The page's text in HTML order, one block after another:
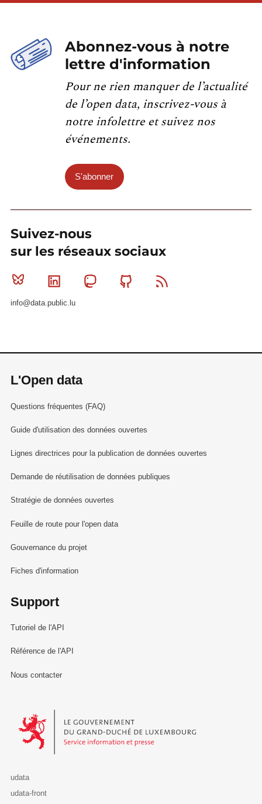
Abonnez-vous à notre
lettre d'information
Pour ne rien manquer de l’actualité
de l’open data, inscrivez-vous à
notre infolettre et suivez nos
événements.
S'abonner
Suivez-nous
sur les réseaux sociaux
Bluesky Linkedin MastodonGithub
info@data.public.lu
L'Open data
Questions fréquentes (FAQ)
Guide d'utilisation des données ouvertes
Lignes directrices pour la publication de données ouvertes
Demande de réutilisation de données publiques
Stratégie de données ouvertes
Feuille de route pour l'open data
Gouvernance du projet
Fiches d'information
Support
Tutoriel de l'API
Référence de l'API
Nous contacter
Le Gouvernement du Grand-Duché de Luxembourg - Service
udata
udata-front